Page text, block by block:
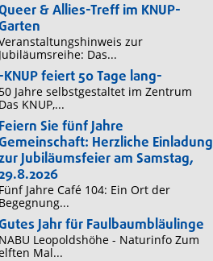
& Allies-Treff im KNUP-
zur
Jubiläumsreihe: Das...
-KNUP feiert 50 Tage lang-
50 Jahre selbstgestaltet im Zentrum
Das KNUP,...
Feiern Sie fünf Jahre
Herzliche Einladung
Jubiläumsfeier am Samstag,
Fünf Jahre Café 104: Ein Ort der
Begegnung...
Jahr für Faulbaumbläulinge
NABU Leopoldshöhe - Naturinfo Zum
Mal...